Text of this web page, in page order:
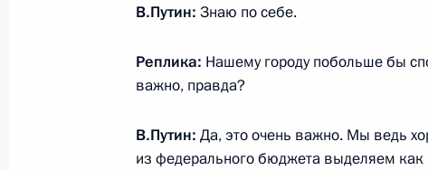
Стенографический отчёт о встрече с
и учителями школы № 2 в городе Обь
28 августа 2018 года, 10:00 Обь,
В.Путин: Знаю по себе.
Реплика: Нашему городу побольше бы
важно, правда?
В.Путин: Да, это очень важно. Мы ведь
из федерального бюджета выделяем